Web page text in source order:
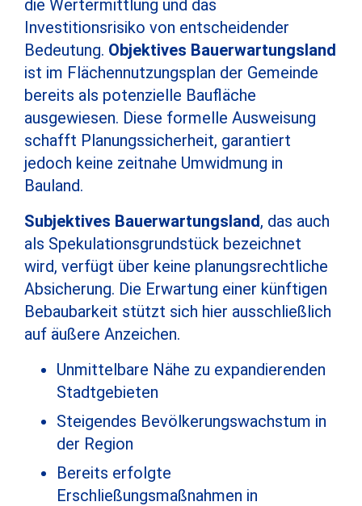
die Wertermittlung und das
Investitionsrisiko von entscheidender
Bedeutung. Objektives Bauerwartungsland
ist im Flächennutzungsplan der Gemeinde
bereits als potenzielle Baufläche
ausgewiesen. Diese formelle Ausweisung
schafft Planungssicherheit, garantiert
jedoch keine zeitnahe Umwidmung in
Bauland.
Subjektives Bauerwartungsland, das auch
als Spekulationsgrundstück bezeichnet
wird, verfügt über keine planungsrechtliche
Absicherung. Die Erwartung einer künftigen
Bebaubarkeit stützt sich hier ausschließlich
auf äußere Anzeichen.
Unmittelbare Nähe zu expandierenden
Stadtgebieten
Steigendes Bevölkerungswachstum in
der Region
Bereits erfolgte
Erschließungsmaßnahmen in